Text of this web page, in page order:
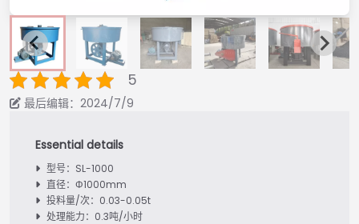
5
最后编辑：2024/7/9
型号：SL-1000
直径：Φ1000mm
投料量/次：0.03-0.05t
处理能力：0.3吨/小时